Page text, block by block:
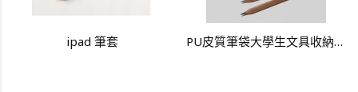
ipad 筆套 PU皮質筆袋大學生文具收納筆袋